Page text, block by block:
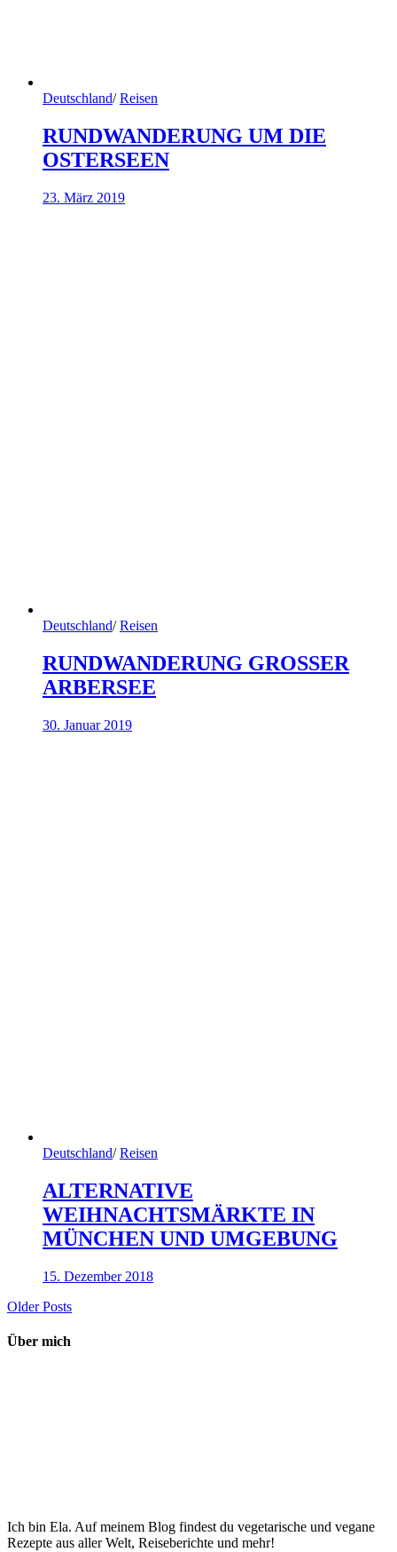
Deutschland/ Reisen
RUNDWANDERUNG UM DIE
OSTERSEEN
23. März 2019
Deutschland/ Reisen
RUNDWANDERUNG GROSSER
ARBERSEE
30. Januar 2019
Deutschland/ Reisen
ALTERNATIVE
WEIHNACHTSMÄRKTE IN
MÜNCHEN UND UMGEBUNG
15. Dezember 2018
Older Posts
Über mich
Ich bin Ela. Auf meinem Blog findest du vegetarische und vegane
Rezepte aus aller Welt, Reiseberichte und mehr!